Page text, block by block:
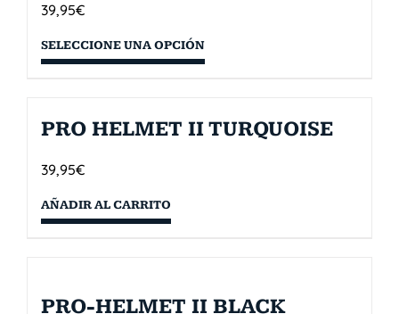
39,95€
SELECCIONE UNA OPCIÓN
PRO HELMET II TURQUOISE
39,95€
AÑADIR AL CARRITO
PRO-HELMET II BLACK